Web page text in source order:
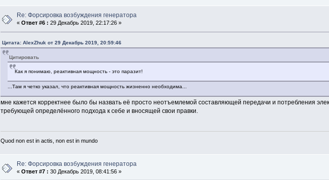
Re: Форсировка возбуждения генератора
«Ответ #6 : 29 Декабрь 2019, 22:17:26 »
Цитата: AlexZhuk от 29 Декабрь 2019, 20:59:46
Цитировать
Как я понимаю, реактивная мощность - это паразит!
...Там я четко указал, что реактивная мощность жизненно необходима...
мне кажется корректнее было бы назвать её просто неотъемлемой составляющей передачи и потребления
требующей определённого подхода к себе и вносящей свои правки.
Quod non est in actis, non est in mundo
Re: Форсировка возбуждения генератора
«Ответ #7 : 30 Декабрь 2019, 08:41:56 »